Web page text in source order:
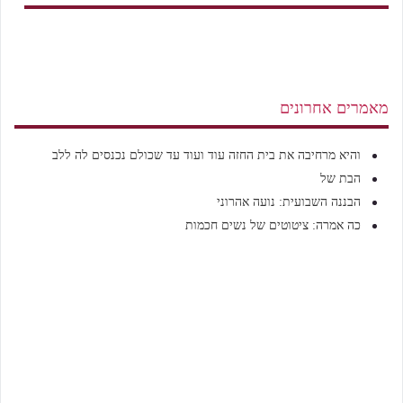
מאמרים אחרונים
והיא מרחיבה את בית החזה עוד ועוד עד שכולם נכנסים לה ללב
הבת של
הבננה השבועית: נועה אהרוני
כה אמרה: ציטוטים של נשים חכמות